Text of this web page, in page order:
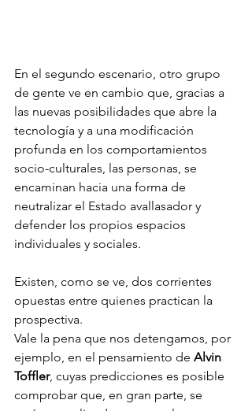
En el segundo escenario, otro grupo
de gente ve en cambio que, gracias a
las nuevas posibilidades que abre la
tecnología y a una modificación
profunda en los comportamientos
socio-culturales, las personas, se
encaminan hacia una forma de
neutralizar el Estado avallasador y
defender los propios espacios
individuales y sociales.
Existen, como se ve, dos corrientes
opuestas entre quienes practican la
prospectiva.
Vale la pena que nos detengamos, por
ejemplo, en el pensamiento de Alvin
Toffler, cuyas predicciones es posible
comprobar que, en gran parte, se